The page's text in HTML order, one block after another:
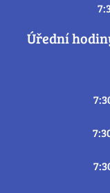
Úřední